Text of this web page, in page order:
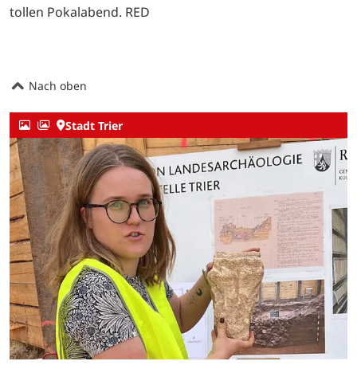
tollen Pokalabend. RED
Nach oben
Stadt Trier